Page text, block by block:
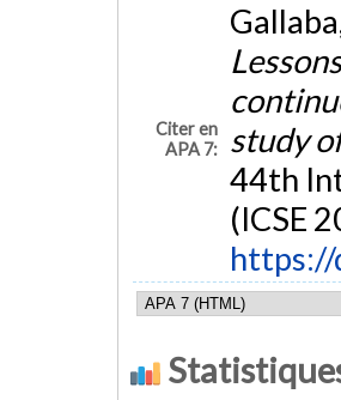
Citer en
APA 7:
study
44th
(ICSE